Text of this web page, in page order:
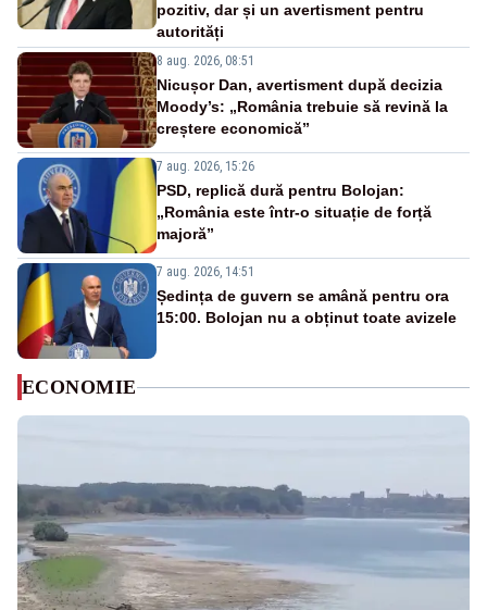
pozitiv, dar și un avertisment pentru
autorități
8 aug. 2026, 08:51
Nicușor Dan, avertisment după decizia
Moody’s: „România trebuie să revină la
creștere economică”
7 aug. 2026, 15:26
PSD, replică dură pentru Bolojan:
„România este într-o situație de forță
majoră”
7 aug. 2026, 14:51
Ședința de guvern se amână pentru ora
15:00. Bolojan nu a obținut toate avizele
ECONOMIE